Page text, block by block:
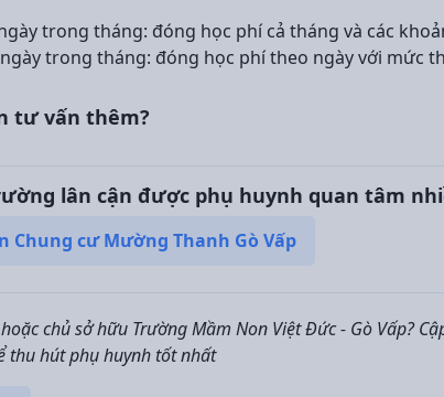
trong tháng: đóng học phí cả tháng và các
trong tháng: đóng học phí theo ngày với mức
tư vấn thêm?
lân cận được phụ huynh quan tâm
Chung cư Mường Thanh Gò Vấp
chủ sở hữu Trường Mầm Non Việt Đức - Gò Vấp?
thu hút phụ huynh tốt nhất